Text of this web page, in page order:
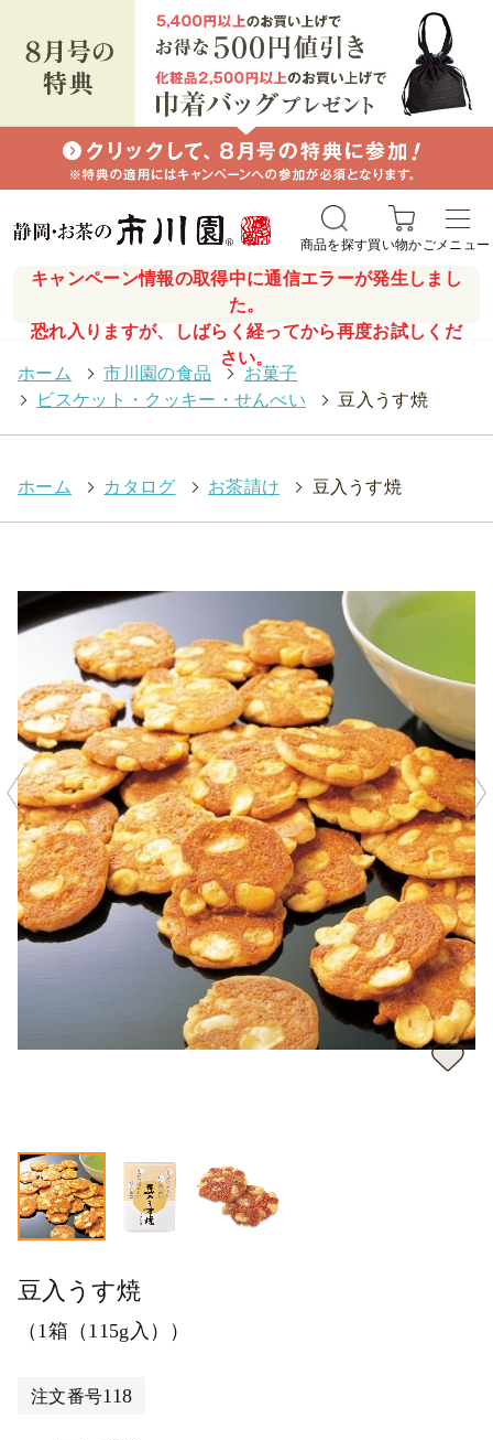
キャンペーン情報の取得中に通信エラーが発生しまし
た。
恐れ入りますが、しばらく経ってから再度お試しくだ
さい。
商品を探す買い物かごメニュー
ホーム > 市川園の食品 >
お菓子
>
ビスケット・クッキー・せんべい > 豆入うす焼
ホーム > カタログ > お茶請け > 豆入うす焼
豆入うす焼
（1箱（115g入））
注文番号118